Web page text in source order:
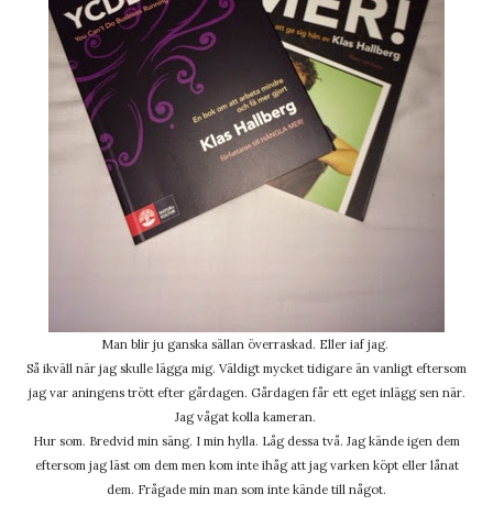
Man blir ju ganska sällan överraskad. Eller iaf jag.
Så ikväll när jag skulle lägga mig. Väldigt mycket tidigare än vanligt eftersom
jag var aningens trött efter gårdagen. Gårdagen får ett eget inlägg sen när.
Jag vågat kolla kameran.
Hur som. Bredvid min säng. I min hylla. Låg dessa två. Jag kände igen dem
eftersom jag läst om dem men kom inte ihåg att jag varken köpt eller lånat
dem. Frågade min man som inte kände till något.